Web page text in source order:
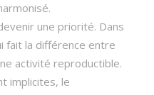
une priorité. Dans
fait la différence entre
activité reproductible.
implicites, le